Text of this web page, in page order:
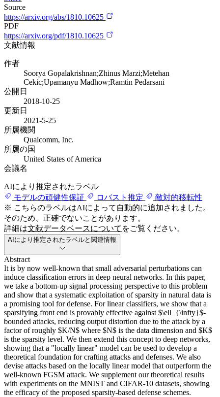
Source
https://arxiv.org/abs/1810.10625
PDF
https://arxiv.org/pdf/1810.10625
文献情報
作者
Soorya Gopalakrishnan;Zhinus Marzi;Metehan
Cekic;Upamanyu Madhow;Ramtin Pedarsani
公開日
2018-10-25
更新日
2021-5-25
所属機関
Qualcomm, Inc.
所属の国
United States of America
会議名
AIにより推定されたラベル
モデルの頑健性保証
ロバスト推定
敵対的移転性
※ こちらのラベルはAIによって自動的に追加されました。
そのため、正確でないことがあります。
詳細は文献データベースについて をご覧ください。
AIにより推定されたラベルと関連情報
Abstract
It is by now well-known that small adversarial perturbations can
induce classification errors in deep neural networks. In this paper,
we take a bottom-up signal processing perspective to this problem
and show that a systematic exploitation of sparsity in natural data is
a promising tool for defense. For linear classifiers, we show that a
sparsifying front end is provably effective against $\ell_{\infty}$-
bounded attacks, reducing output distortion due to the attack by a
factor of roughly $K/N$ where $N$ is the data dimension and $K$
is the sparsity level. We then extend this concept to deep networks,
showing that a "locally linear" model can be used to develop a
theoretical foundation for crafting attacks and defenses. We also
devise attacks based on the locally linear model that outperform the
well-known FGSM attack. We supplement our theoretical results
with experiments on the MNIST and CIFAR-10 datasets, showing
the efficacy of the proposed sparsity-based defense schemes.